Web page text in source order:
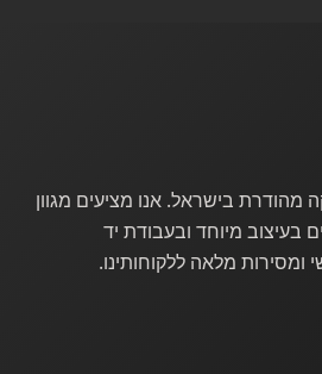
מהודרת בישראל. אנו מציעים מגוון
בעיצוב מיוחד ובעבודת יד
ומסירות מלאה ללקוחותינו.